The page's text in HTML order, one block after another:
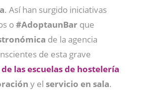
. Así han surgido iniciativas
o#AdoptaunBar que
de la agencia
de esta grave
las escuelas de hostelería
y el servicio en sala.